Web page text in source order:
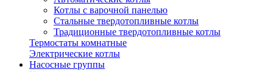
Котлы с варочной панелью
Стальные твердотопливные котлы
Традиционные твердотопливные котлы
Термостаты комнатные
Электрические котлы
Насосные группы